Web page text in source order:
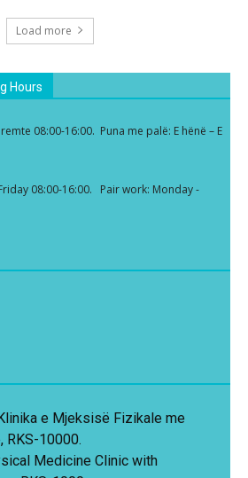
Load more
Hours
08:00-16:00. Puna me palë: E hënë – E
08:00-16:00. Pair work: Monday -
e Mjeksisë Fizikale me
RKS-10000.
Medicine Clinic with